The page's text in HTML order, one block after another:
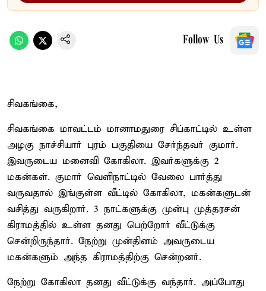
Follow Us
சிவகங்கை,
சிவகங்கை மாவட்டம் மானாமதுரை சிப்காட்டில் உள்ள
அழகு நாச்சியார் புரம் பகுதியை சேர்ந்தவர் குமார்.
இவருடைய மனைவி கோகிலா. இவர்களுக்கு 2
மகன்கள். குமார் வெளிநாட்டில் வேலை பார்த்து
வருவதால் இங்குள்ள வீட்டில் கோகிலா, மகன்களுடன்
வசித்து வருகிறார். 3 நாட்களுக்கு முன்பு முத்தரசன்
கிராமத்தில் உள்ள தனது பெற்றோர் வீட்டுக்கு
சென்றிருந்தார். நேற்று முன்தினம் அவருடைய
மகன்களும் அந்த கிராமத்திற்கு சென்றனர்.
நேற்று கோகிலா தனது வீட்டுக்கு வந்தார். அப்போது